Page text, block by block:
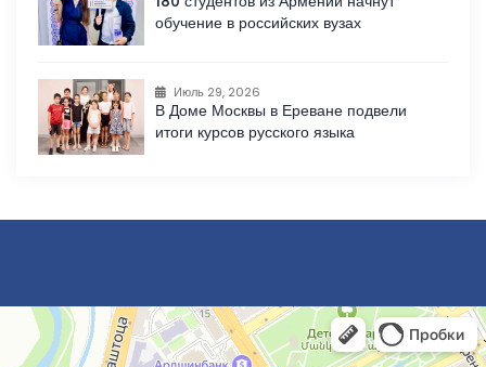
обучение в российских вузах
Июль 29, 2026
В Доме Москвы в Ереване подвели
итоги курсов русского языка
Ереван
Улица Аргишти, 7 — Яндекс Карты